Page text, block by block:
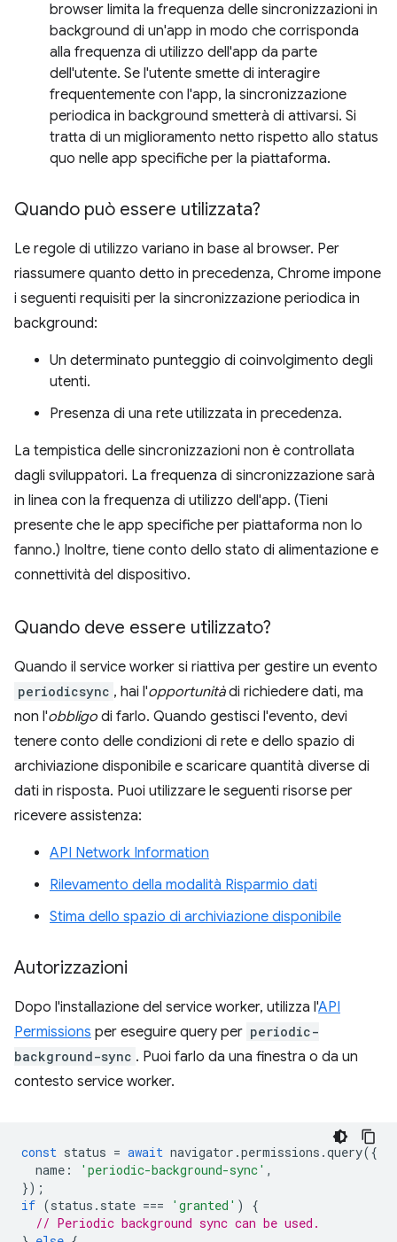
browser limita la frequenza delle sincronizzazioni in
background di un'app in modo che corrisponda
alla frequenza di utilizzo dell'app da parte
dell'utente. Se l'utente smette di interagire
frequentemente con l'app, la sincronizzazione
periodica in background smetterà di attivarsi. Si
tratta di un miglioramento netto rispetto allo status
quo nelle app specifiche per la piattaforma.
Quando può essere utilizzata?
Le regole di utilizzo variano in base al browser. Per
riassumere quanto detto in precedenza, Chrome impone
i seguenti requisiti per la sincronizzazione periodica in
background:
Un determinato punteggio di coinvolgimento degli
utenti.
Presenza di una rete utilizzata in precedenza.
La tempistica delle sincronizzazioni non è controllata
dagli sviluppatori. La frequenza di sincronizzazione sarà
in linea con la frequenza di utilizzo dell'app. (Tieni
presente che le app specifiche per piattaforma non lo
fanno.) Inoltre, tiene conto dello stato di alimentazione e
connettività del dispositivo.
Quando deve essere utilizzato?
Quando il service worker si riattiva per gestire un evento
periodicsync , hai l'opportunitàdi richiedere dati, ma
non l'obbligo di farlo. Quando gestisci l'evento, devi
tenere conto delle condizioni di rete e dello spazio di
archiviazione disponibile e scaricare quantità diverse di
dati in risposta. Puoi utilizzare le seguenti risorse per
ricevere assistenza:
API Network Information
Rilevamento della modalità Risparmio dati
Stima dello spazio di archiviazione disponibile
Autorizzazioni
Dopo l'installazione del service worker, utilizza l'API
Permissions per eseguire query per periodic-
background-sync . Puoi farlo da una finestra o da un
contesto service worker.
const status = await navigator .permissions .query({
name : 'periodic-background-sync' ,
});
if (status . state === 'granted' )
{
// Periodic background sync can be used.